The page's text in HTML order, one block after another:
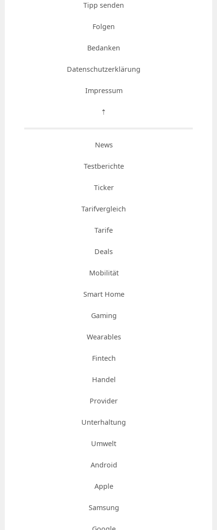
Tipp senden
Folgen
Bedanken
Datenschutzerklärung
Impressum
⇡
News
Testberichte
Ticker
Tarifvergleich
Tarife
Deals
Mobilität
Smart Home
Gaming
Wearables
Fintech
Handel
Provider
Unterhaltung
Umwelt
Android
Apple
Samsung